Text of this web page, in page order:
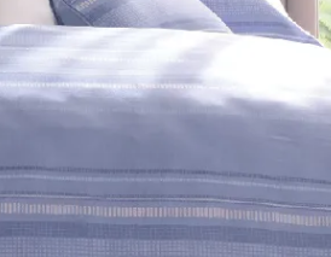
素色加大兩用被套
NT$6,000